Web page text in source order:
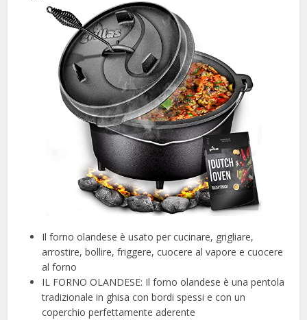
Il forno olandese è usato per cucinare, grigliare,
arrostire, bollire, friggere, cuocere al vapore e cuocere
al forno
IL FORNO OLANDESE: Il forno olandese è una pentola
tradizionale in ghisa con bordi spessi e con un
coperchio perfettamente aderente